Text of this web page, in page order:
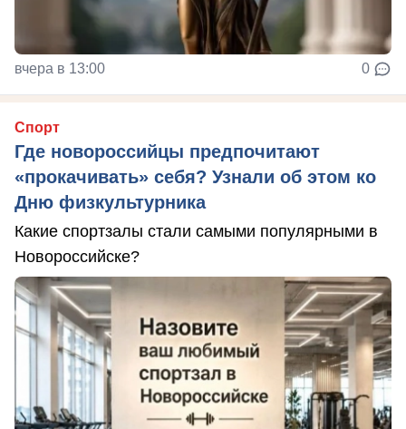
вчера в 13:00 0
Спорт
Где новороссийцы предпочитают
«прокачивать» себя? Узнали об этом ко
Дню физкультурника
Какие спортзалы стали самыми популярными в
Новороссийске?